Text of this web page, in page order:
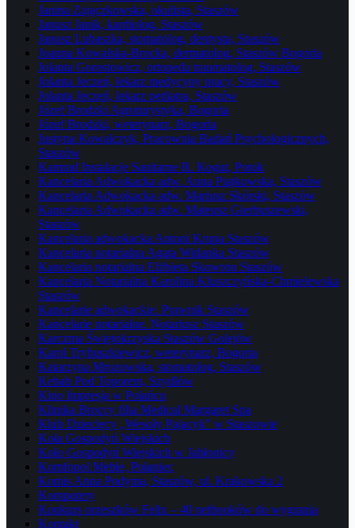
Janina Zajączkowska, okulista, Staszów
Janusz Janik, kardiolog, Staszów
Janusz Lubaszka, stomatolog, dentysta, Staszów
Joanna Kowalska-Brocka, dermatolog, Staszów Bogoria
Jolanta Gorostowicz, ortopeda traumatolog, Staszów
Jolanta Jeczeń, lekarz medycyny pracy, Staszów
Jolanta Jeczeń, lekarz pediatra, Staszów
Józef Brodzki Agroturystyka, Bogoria
Józef Brodzki, weterynarz, Bogoria
Justyna Kowalczyk, Pracownia Badań Psychologicznych,
Staszów
Kamrad Instalacje Sanitarne R. Kogut, Potok
Kancelaria Adwokacka adw. Anna Piątkowska, Staszów
Kancelaria Adwokacka adw. Mariusz Skórski, Staszów
Kancelaria Adwokacka adw. Mateusz Gierbuszewski,
Staszów
Kancelaria adwokacka Antoni Krupa Staszów
Kancelaria notarialna Agata Widanka Staszów
Kancelaria notarialna Elżbieta Skowron Staszów
Kancelaria Notarialna Karolina Kluszczyńska-Chmielewska
Staszów
Kancelarie adwokackie. Prawnik Staszów
Kancelarie notarialne. Notariusz Staszów
Karczma Świętokrzyska Staszów Golejów
Karol Trybuszkiewicz, weterynarz, Bogoria
Katarzyna Mrozowska, stomatolog, Staszów
Kebab Pod Toporem, Szydłów
Kino Impresja w Połańcu
Klinika Broccy filia Medical Margaret Spa
Klub Dziecięcy „Wesoły Pajacyk” w Staszowie
Koła Gospodyń Wiejskich
Koło Gospodyń Wiejskich w Jabłonicy
Komfopol Meble, Połaniec
Komis Anna Podyma, Staszów, ul. Krakowska 2
Komputery
Konkurs orzeszków Felix – 40 netbooków do wygrania
Kontakt